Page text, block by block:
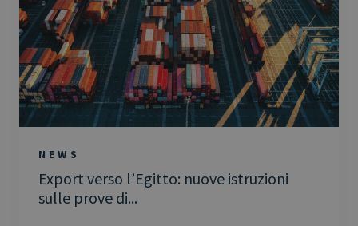
NEWS
Export verso l’Egitto: nuove istruzioni
sulle prove di...